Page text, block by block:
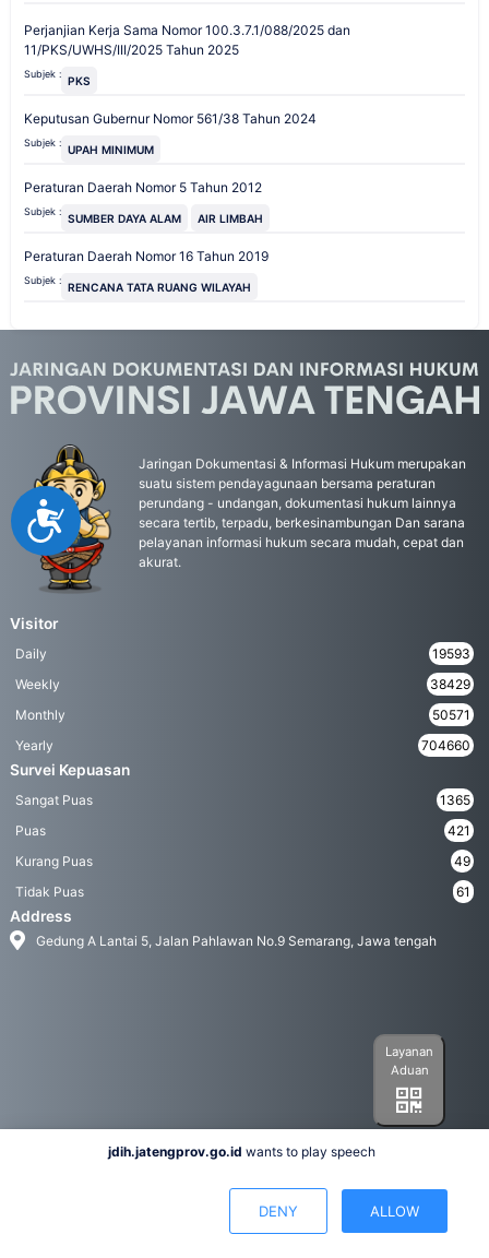
Accessibility
Perjanjian Kerja Sama Nomor 100.3.7.1/088/2025 dan
11/PKS/UWHS/III/2025 Tahun 2025
Subjek : PKS
Keputusan Gubernur Nomor 561/38 Tahun 2024
Subjek : UPAH MINIMUM
Peraturan Daerah Nomor 5 Tahun 2012
Subjek : SUMBER DAYA ALAM AIR LIMBAH
Peraturan Daerah Nomor 16 Tahun 2019
Subjek : RENCANA TATA RUANG WILAYAH
Jaringan Dokumentasi & Informasi Hukum merupakan
suatu sistem pendayagunaan bersama peraturan
perundang - undangan, dokumentasi hukum lainnya
secara tertib, terpadu, berkesinambungan Dan sarana
pelayanan informasi hukum secara mudah, cepat dan
akurat.
Visitor
Daily
19593
Weekly
38429
Monthly
50571
Yearly
704660
Survei Kepuasan
Sangat Puas
1365
Puas
421
Kurang Puas
49
Tidak Puas
61
Address
Gedung A Lantai 5, Jalan Pahlawan No.9 Semarang, Jawa tengah
Layanan
Aduan
Hak Cipta 2022© Biro Hukum Pemerintah Provinsi Jawa Tengah
jdih.jatengprov.go.id wants to play speech
DENY ALLOW